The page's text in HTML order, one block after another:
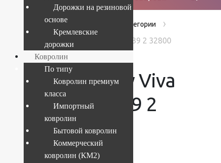
› Products Без категории ›
Ковер Shaggy Viva 0.7x1.4 м 1039 2 32800
Ковер Shaggy Viva
0.7×1.4 м 1039 2
32800
Дорожки на резиновой
основе
Кремлевские
дорожки
Ковролин
По типу
Ковролин премиум
класса
Импортный
ковролин
Бытовой ковролин
Коммерческий
ковролин (КМ2)